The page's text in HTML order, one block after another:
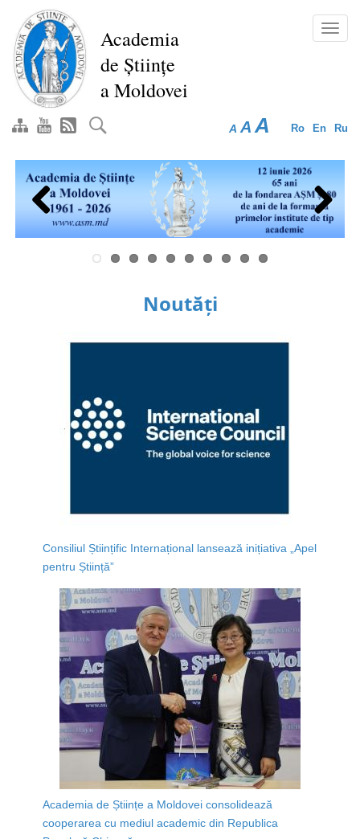
conţinutul
principal
Academia
de Științe
a Moldovei
Ro En Ru
A A A
Previous Next
Noutăți
Consiliul Științific Internațional lansează inițiativa „Apel
pentru Știință”
Academia de Științe a Moldovei consolidează
cooperarea cu mediul academic din Republica